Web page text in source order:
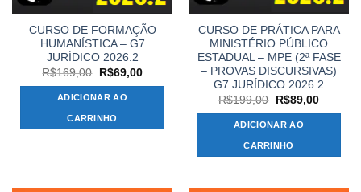
CURSO DE FORMAÇÃO
HUMANÍSTICA – G7
JURÍDICO 2026.2
R$169,00
O
original
era:
R$169,00.
R$69,00O
ADICIONAR AO
CARRINHO
CURSO DE PRÁTICA PARA
MINISTÉRIO PÚBLICO
ESTADUAL – MPE (2ª FASE
– PROVAS DISCURSIVAS)
G7 JURÍDICO 2026.2
R$199,00
O
original
era:
R$199,00.
R$89,00O
ADICIONAR AO
CARRINHO